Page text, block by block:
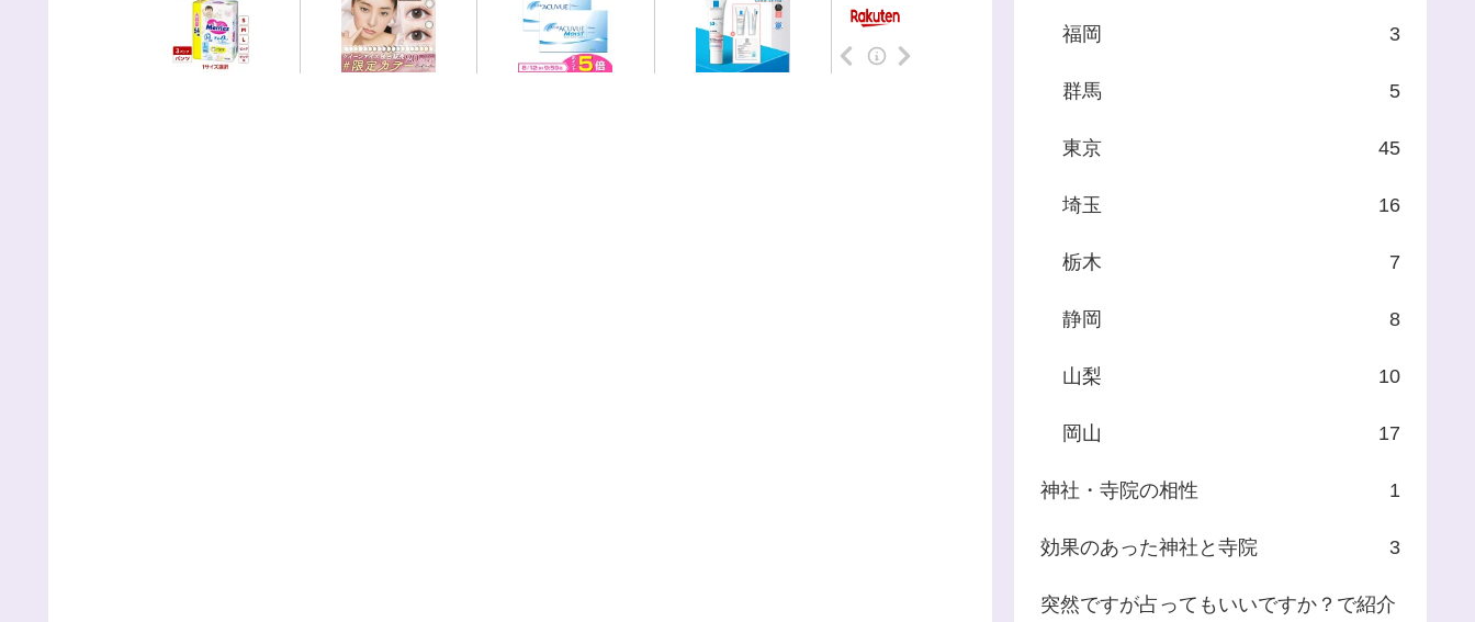
福岡 3
群馬 5
東京 45
埼玉 16
栃木 7
静岡 8
山梨 10
岡山 17
神社・寺院の相性 1
効果のあった神社と寺院 3
突然ですが占ってもいいですか？で紹介